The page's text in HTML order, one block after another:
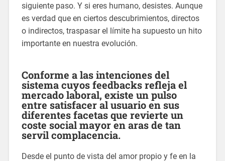
siguiente paso. Y si eres humano, desistes. Aunque
es verdad que en ciertos descubrimientos, directos
o indirectos, traspasar el límite ha supuesto un hito
importante en nuestra evolución.
Conforme a las intenciones del
sistema cuyos feedbacks refleja el
mercado laboral, existe un pulso
entre satisfacer al usuario en sus
diferentes facetas que revierte un
coste social mayor en aras de tan
servil complacencia.
Desde el punto de vista del amor propio y fe en la